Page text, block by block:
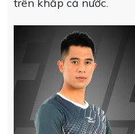
trên khắp cả nước.